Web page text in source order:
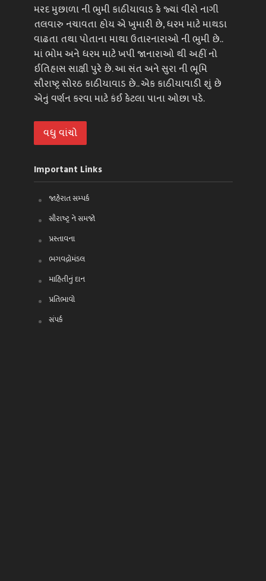
મરદ મુછાળા ની ભુમી કાઠીયાવાડ કે જ્યાં વીરો નાગી
તલવારુ નચાવતા હોય એ ખુમારી છે, ધરમ માટે માથડા
વાઢતા તથા પોતાના માથા ઉતારનારાઓ ની ભુમી છે..
માં ભોમ અને ધરમ માટે ખપી જાનારાઓ થી અહીં નો
ઈતિહાસ સાક્ષી પુરે છે. આ સંત અને સુરા ની ભૂમિ
સૌરાષ્ટ્ર સોરઠ કાઠીયાવાડ છે.. એક કાઠીયાવાડી શું છે
એનું વર્ણન કરવા માટે કંઈ કેટલા પાના ઓછા પડે.
વધુ વાંચો
Important Links
જાહેરાત સમ્પર્ક
સૌરાષ્ટ્ર ને સમજો
પ્રસ્તાવના
ભગવદ્ગોમંડલ
માહિતીનું દાન
પ્રતિભાવો
સંપર્ક